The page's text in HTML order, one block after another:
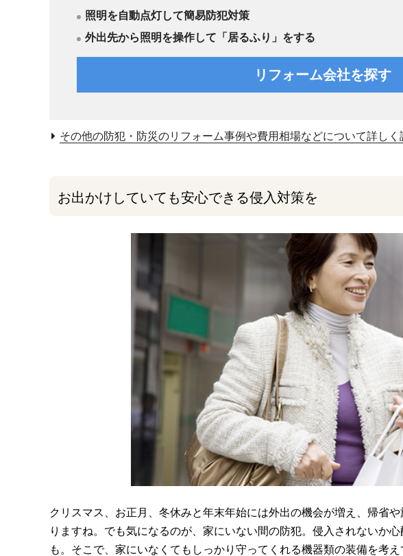
照明を自動点灯して簡易防犯対策
外出先から照明を操作して「居るふり」をする
リフォーム会社を探す
その他の防犯・防災のリフォーム事例や費用相場などについて詳し
お出かけしていても安心できる侵入対策を
クリスマス、お正月、冬休みと年末年始には外出の機会が増え、帰省
りますね。でも気になるのが、家にいない間の防犯。侵入されないか
も。そこで、家にいなくてもしっかり守ってくれる機器類の装備を考え